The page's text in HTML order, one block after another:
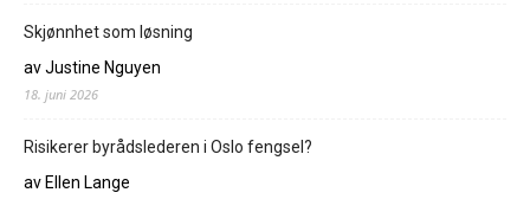
Skjønnhet som løsning
av Justine Nguyen
18. juni 2026
Risikerer byrådslederen i Oslo fengsel?
av Ellen Lange